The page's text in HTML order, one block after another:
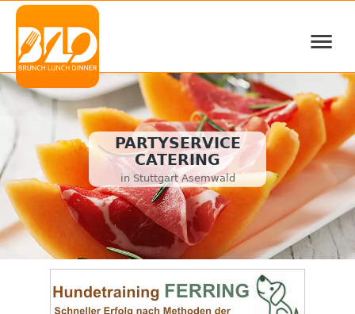
≡
PARTYSERVICE
CATERING
in Stuttgart Asemwald